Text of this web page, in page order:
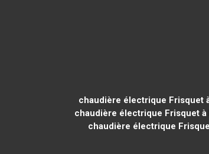
chaudière électrique Frisquet
chaudière électrique Frisquet à
chaudière électrique